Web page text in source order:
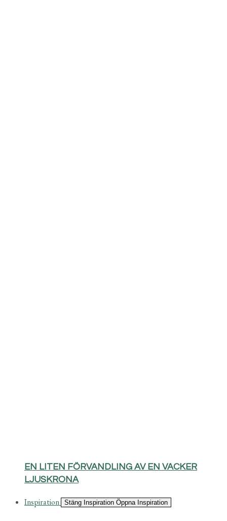
EN LITEN FÖRVANDLING AV EN VACKER
LJUSKRONA
Inspiration Stäng Inspiration Öppna Inspiration